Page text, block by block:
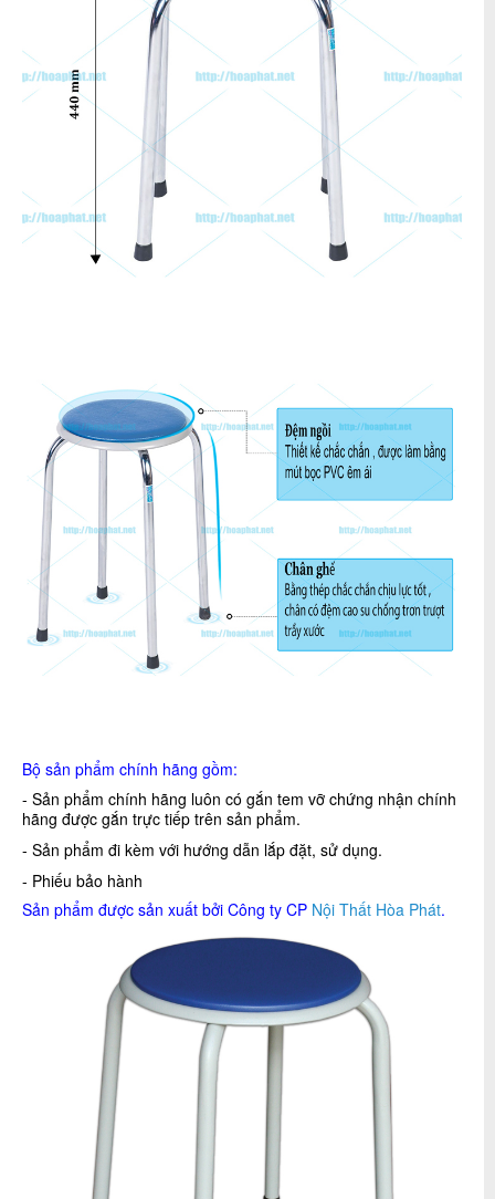
Bộ sản phẩm chính hãng gồm:
- Sản phẩm chính hãng luôn có gắn tem vỡ chứng nhận chính
hãng được gắn trực tiếp trên sản phẩm.
- Sản phẩm đi kèm với hướng dẫn lắp đặt, sử dụng.
- Phiếu bảo hành
Sản phẩm được sản xuất bởi Công ty CP Nội Thất Hòa Phát.